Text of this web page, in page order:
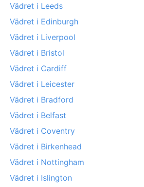
Vädret i Leeds
Vädret i Edinburgh
Vädret i Liverpool
Vädret i Bristol
Vädret i Cardiff
Vädret i Leicester
Vädret i Bradford
Vädret i Belfast
Vädret i Coventry
Vädret i Birkenhead
Vädret i Nottingham
Vädret i Islington